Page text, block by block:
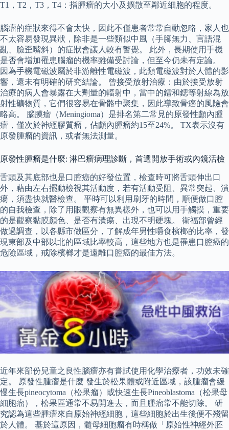
T1，T2，T3，T4：指腫瘤的大小及擴散至鄰近細胞的程度。
腦瘤的症狀來得不會太快，因此不僅患者常常自動忽略，家人也
不太容易發現異狀，除非是一些類似中風（手腳無力、言語混
亂、臉歪嘴斜）的症狀會讓人較有警覺。 此外，長期使用手機
是否會增加罹患腦瘤的機率雖備受討論，但至今仍未有定論。
因為手機電磁波屬於非游離性電磁波，此類電磁波對於人體的影
響，還未有明確的研究結論。 曾接受放射治療：由於接受放射
治療的病人會暴露在大劑量的輻射中，當中的鐳和鍶等射線為放
射性礦物質，它們很容易在骨骼中聚集，因此導致骨癌的風險會
略高。 腦膜瘤（Meningioma）是排名第二常見的原發性顱內腫
瘤，僅次於神經膠質瘤，佔顱內腫瘤約15至24%。 TX表示沒有
原發腫瘤的資訊，或者無法測量。
原發性腫瘤是什麼: 淋巴瘤病理診斷，首選開放手術或內鏡活檢
舌頭及其底部也是口腔癌的好發位置，檢查時可將舌頭伸出口
外，藉由左右擺動檢視其活動度，若有活動受阻、異常突起、潰
瘍，須盡快就醫檢查。 平時可以利用刷牙的時間，順便做口腔
的自我檢查，除了用眼觀察有無異樣外，也可以用手觸摸，重要
的是觀察黏膜顏色、是否有潰瘍、出現不明硬塊。 衛福部曾經
做過調查，以各縣市做區分，了解成年男性嚼食檳榔的比率，發
現東部及中部以北的區域比率較高，這些地方也是罹患口腔癌的
危險區域，戒除檳榔才是遠離口腔癌的最佳方法。
近年來部份兒童之良性腦瘤亦有嘗試使用化學治療者，功效未確
定。 原發性腫瘤是什麼 發生於松果體或附近區域，該腫瘤會緩
慢生長pineocytoma（松果瘤）或快速生長Pineoblastoma（松果母
細胞瘤），松果區通常不易開進去，而且腫瘤常不能切除。 研
究認為這些腫瘤來自原始神經細胞，這些細胞於出生後便不殘留
於人體。 基於這原因，髓母細胞瘤有時稱做「原始性神經外胚